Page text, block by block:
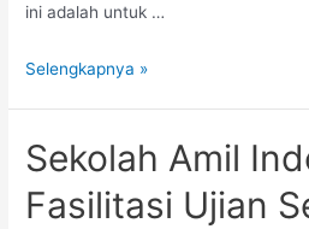
ini adalah untuk …
Selengkapnya »
Sekolah Amil
Fasilitasi Ujian